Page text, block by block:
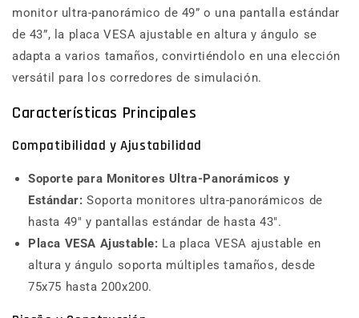
monitor ultra-panorámico de 49” o una pantalla estándar
de 43”, la placa VESA ajustable en altura y ángulo se
adapta a varios tamaños, convirtiéndolo en una elección
versátil para los corredores de simulación.
Características Principales
Compatibilidad y Ajustabilidad
Soporte para Monitores Ultra-Panorámicos y
Estándar: Soporta monitores ultra-panorámicos de
hasta 49" y pantallas estándar de hasta 43".
Placa VESA Ajustable: La placa VESA ajustable en
altura y ángulo soporta múltiples tamaños, desde
75x75 hasta 200x200.